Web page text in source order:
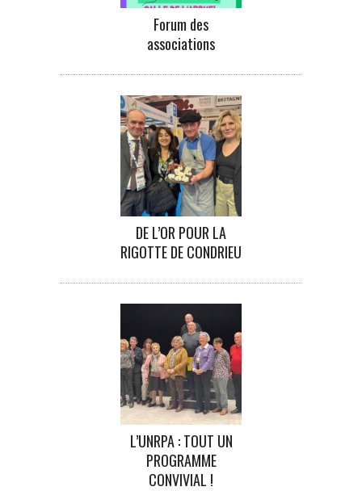
Forum des
associations
DE L’OR POUR LA
RIGOTTE DE CONDRIEU
L’UNRPA : TOUT UN
PROGRAMME
CONVIVIAL !